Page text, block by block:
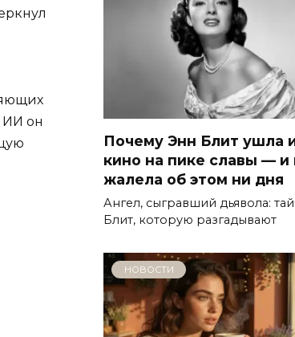
ИИ он
Почему Энн Блит ушла
кино на пике славы — и
жалела об этом ни дня
Ангел, сыгравший дьявола:
Блит, которую разгадывают
НОВОСТИ